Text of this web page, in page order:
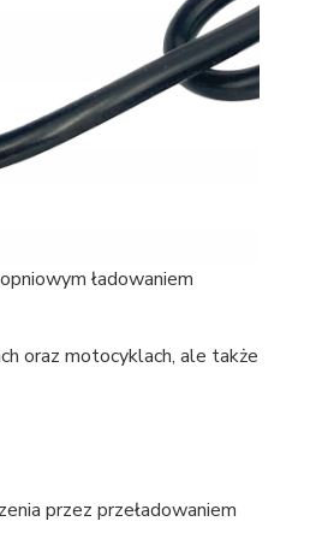
ładowaniem
oraz motocyklach, ale także
przez przeładowaniem